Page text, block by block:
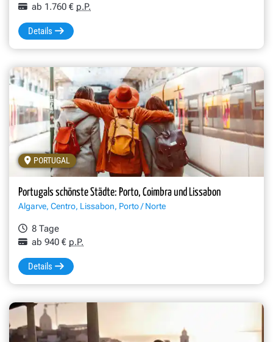
ab 1.760 € p.P.
Details
PORTUGAL
Portugals schönste Städte: Porto, Coimbra und Lissabon
Algarve, Centro, Lissabon, Porto / Norte
8 Tage
ab 940 € p.P.
Details